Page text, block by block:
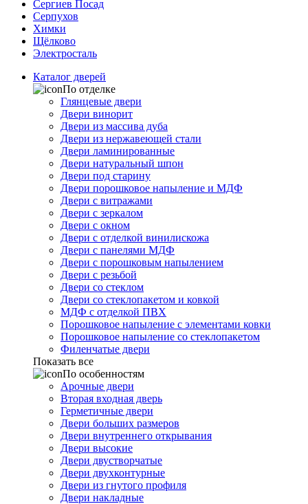
Сергиев Посад
Серпухов
Химки
Щёлково
Электросталь
Каталог дверей
По отделке
Глянцевые двери
Двери винорит
Двери из массива дуба
Двери из нержавеющей стали
Двери ламинированные
Двери натуральный шпон
Двери под старину
Двери порошковое напыление и МДФ
Двери с витражами
Двери с зеркалом
Двери с окном
Двери с отделкой винилискожа
Двери с панелями МДФ
Двери с порошковым напылением
Двери с резьбой
Двери со стеклом
Двери со стеклопакетом и ковкой
МДФ с отделкой ПВХ
Порошковое напыление с элементами ковки
Порошковое напыление со стеклопакетом
Филенчатые двери
Показать все
По особенностям
Арочные двери
Вторая входная дверь
Герметичные двери
Двери больших размеров
Двери внутреннего открывания
Двери высокие
Двери двустворчатые
Двери двухконтурные
Двери из гнутого профиля
Двери накладные